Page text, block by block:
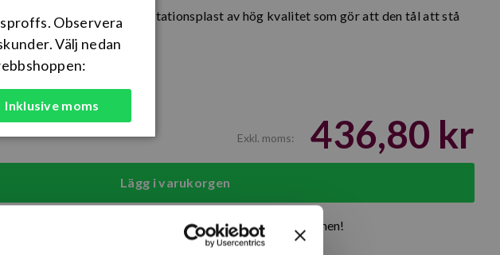
tillverkad i rotationsplast av hög kvalitet som gör att den tål att stå
Exkl. moms: 436,80 kr
Lägg i varukorgen
Kvalitetsprodukter Över 30 år i branschen!
Observera
Välj nedan
Inklusive moms